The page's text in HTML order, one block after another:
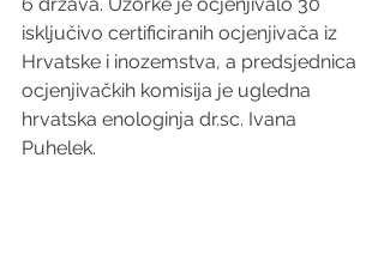
isključivo certificiranih ocjenjivača iz
Hrvatske i inozemstva, a predsjednica
ocjenjivačkih komisija je ugledna
hrvatska enologinja dr.sc. Ivana
Puhelek.